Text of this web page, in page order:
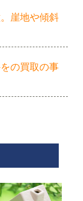
崖地や傾斜
の買取の事